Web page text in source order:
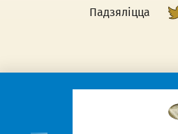
Падзяліцца